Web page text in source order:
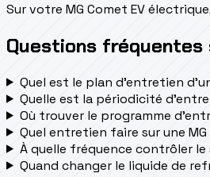
Sur votre MG Comet EV
Questions fréquentes
Quel est le plan d’entretien
Quelle est la périodicité
Où trouver le programme
Quel entretien faire sur une
À quelle fréquence contrôler
Quand changer le liquide de